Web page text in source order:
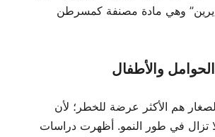
وهي مادة مصنفة كمسرطن
هم الأكثر عرضة للخطر؛ لأن
لا تزال في طور النمو. أظهرت دراسات